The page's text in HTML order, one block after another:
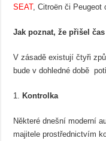
SEAT, Citroën či Peugeot
Jak poznat, že přišel
V zásadě existují čtyři
bude v dohledné době
Kontrolka
Některé dnešní moderní
majitele prostřednictvím